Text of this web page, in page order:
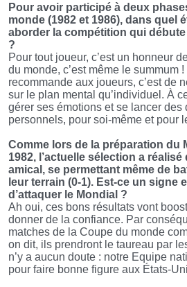
Pour avoir participé à deux
monde (1982 et 1986), dans quel
aborder la compétition qui
?
Pour tout joueur, c’est un honneur
du monde, c’est même le summum
recommande aux joueurs, c’est de
sur le plan mental qu’individuel. À
gérer ses émotions et se lancer des
personnels, pour soi-même et pour
Comme lors de la préparation du
1982, l’actuelle sélection a
amical, se permettant même de
leur terrain (0-1). Est-ce un signe
d’attaquer le Mondial ?
Ah oui, ces bons résultats vont
donner de la confiance. Par
matches de la Coupe du monde
on dit, ils prendront le taureau par
n’y a aucun doute : notre Equipe
pour faire bonne figure aux États-